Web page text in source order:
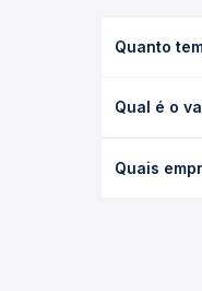
Quanto
condições
Qual é o
Quais